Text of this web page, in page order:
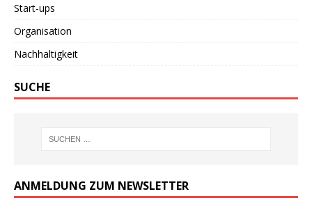
Start-ups
Organisation
Nachhaltigkeit
SUCHE
ANMELDUNG ZUM NEWSLETTER